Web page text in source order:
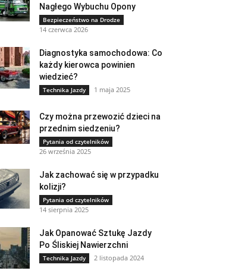
Nagłego Wybuchu Opony
Bezpieczeństwo na Drodze
14 czerwca 2026
Diagnostyka samochodowa: Co
każdy kierowca powinien
wiedzieć?
Technika Jazdy 1 maja 2025
Czy można przewozić dzieci na
przednim siedzeniu?
Pytania od czytelników
26 września 2025
Jak zachować się w przypadku
kolizji?
Pytania od czytelników
14 sierpnia 2025
Jak Opanować Sztukę Jazdy
Po Śliskiej Nawierzchni
Technika Jazdy 2 listopada 2024